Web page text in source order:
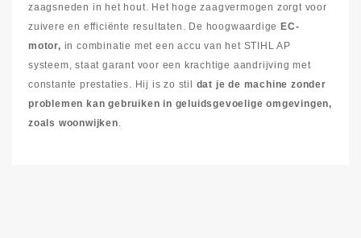
zaagsneden in het hout. Het hoge zaagvermogen zorgt voor
zuivere en efficiënte resultaten. De hoogwaardige EC‑
motor, in combinatie met een accu van het STIHL AP
systeem, staat garant voor een krachtige aandrijving met
constante prestaties. Hij is zo stil dat je de machine zonder
problemen kan gebruiken in geluidsgevoelige omgevingen,
zoals woonwijken